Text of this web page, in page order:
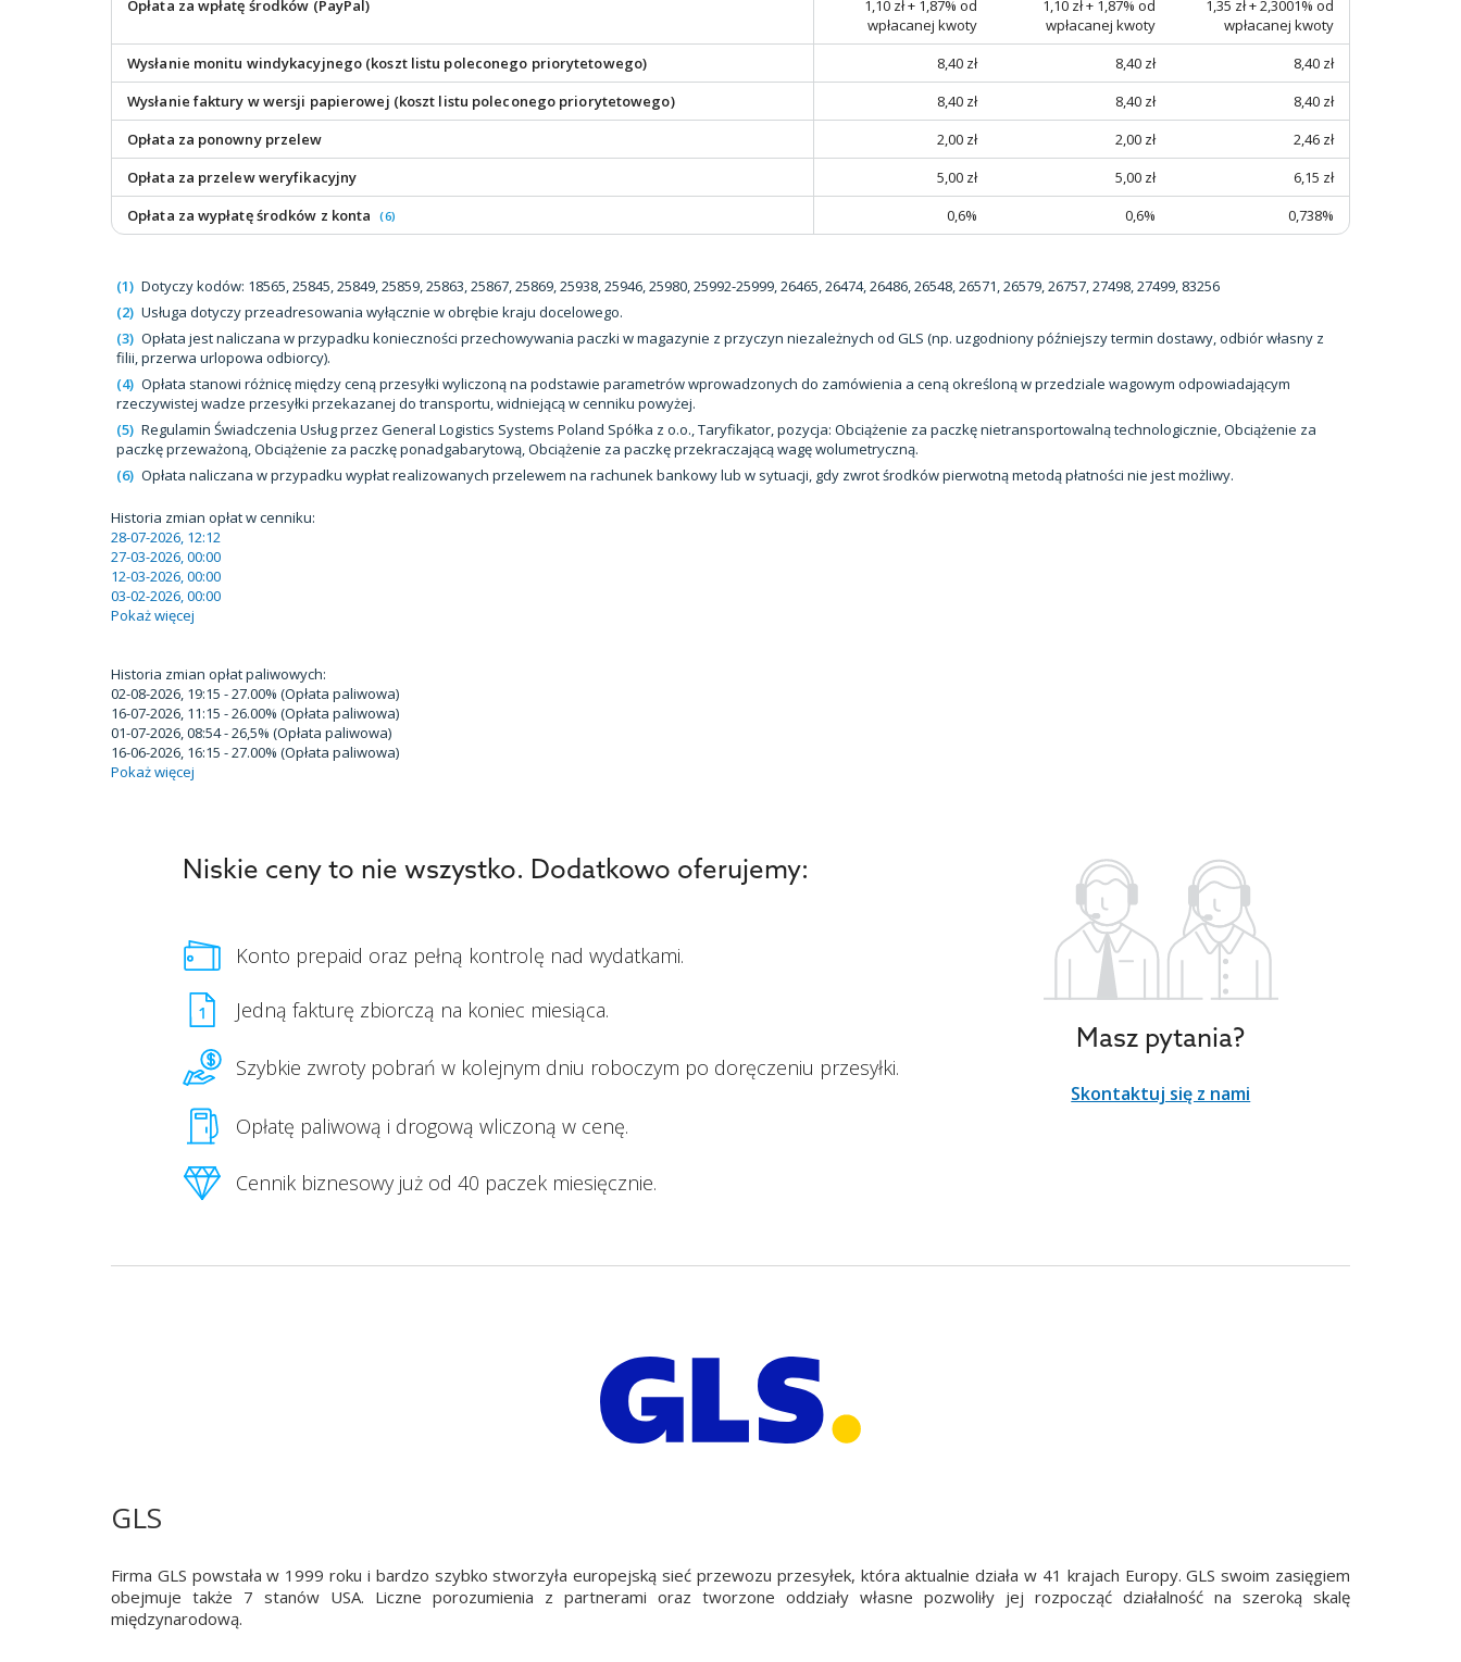
Opłata za wpłatę środków (PayPal)
1,10 zł + 1,87% od
wpłacanej kwoty
1,10 zł + 1,87% od
wpłacanej kwoty
1,35 zł + 2,3001% od
wpłacanej kwoty
Wysłanie monitu windykacyjnego (koszt listu poleconego priorytetowego)
8,40 zł 8,40 zł
8,40 zł
Wysłanie faktury w wersji papierowej (koszt listu poleconego priorytetowego)
8,40 zł 8,40 zł
8,40 zł
Opłata za ponowny przelew
2,00 zł 2,00 zł
2,46 zł
Opłata za przelew weryfikacyjny
5,00 zł 5,00 zł
6,15 zł
Opłata za wypłatę środków z konta
(6) 0,6% 0,6% 0,738%
(1) Dotyczy kodów: 18565, 25845, 25849, 25859, 25863, 25867, 25869, 25938, 25946, 25980, 25992-25999, 26465, 26474, 26486, 26548, 26571, 26579, 26757, 27498, 27499, 83256
(2) Usługa dotyczy przeadresowania wyłącznie w obrębie kraju docelowego.
(3) Opłata jest naliczana w przypadku konieczności przechowywania paczki w magazynie z przyczyn niezależnych od GLS (np. uzgodniony późniejszy termin dostawy, odbiór własny z
filii, przerwa urlopowa odbiorcy).
(4) Opłata stanowi różnicę między ceną przesyłki wyliczoną na podstawie parametrów wprowadzonych do zamówienia a ceną określoną w przedziale wagowym odpowiadającym
rzeczywistej wadze przesyłki przekazanej do transportu, widniejącą w cenniku powyżej.
(5) Regulamin Świadczenia Usług przez General Logistics Systems Poland Spółka z o.o., Taryfikator, pozycja: Obciążenie za paczkę nietransportowalną technologicznie, Obciążenie za
paczkę przeważoną, Obciążenie za paczkę ponadgabarytową, Obciążenie za paczkę przekraczającą wagę wolumetryczną.
(6) Opłata naliczana w przypadku wypłat realizowanych przelewem na rachunek bankowy lub w sytuacji, gdy zwrot środków pierwotną metodą płatności nie jest możliwy.
Historia zmian opłat w cenniku:
28-07-2026, 12:12
27-03-2026, 00:00
12-03-2026, 00:00
03-02-2026, 00:00
Pokaż więcej
Historia zmian opłat paliwowych:
02-08-2026, 19:15 - 27.00% (Opłata paliwowa)
16-07-2026, 11:15 - 26.00% (Opłata paliwowa)
01-07-2026, 08:54 - 26,5% (Opłata paliwowa)
16-06-2026, 16:15 - 27.00% (Opłata paliwowa)
Pokaż więcej
Niskie ceny to nie wszystko. Dodatkowo oferujemy:
Konto prepaid oraz pełną kontrolę nad wydatkami.
Jedną fakturę zbiorczą na koniec miesiąca.
Szybkie zwroty pobrań w kolejnym dniu roboczym po doręczeniu przesyłki.
Opłatę paliwową i drogową wliczoną w cenę.
Cennik biznesowy już od 40 paczek miesięcznie.
Masz pytania?
Skontaktuj się z nami
GLS
Firma GLS powstała w 1999 roku i bardzo szybko stworzyła europejską sieć przewozu przesyłek, która aktualnie działa w 41 krajach Europy. GLS swoim zasięgiem
obejmuje także 7 stanów USA. Liczne porozumienia z partnerami oraz tworzone oddziały własne pozwoliły jej rozpocząć działalność na szeroką skalę
międzynarodową.